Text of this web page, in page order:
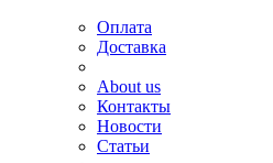
Оплата
Доставка
About us
Контакты
Новости
Статьи